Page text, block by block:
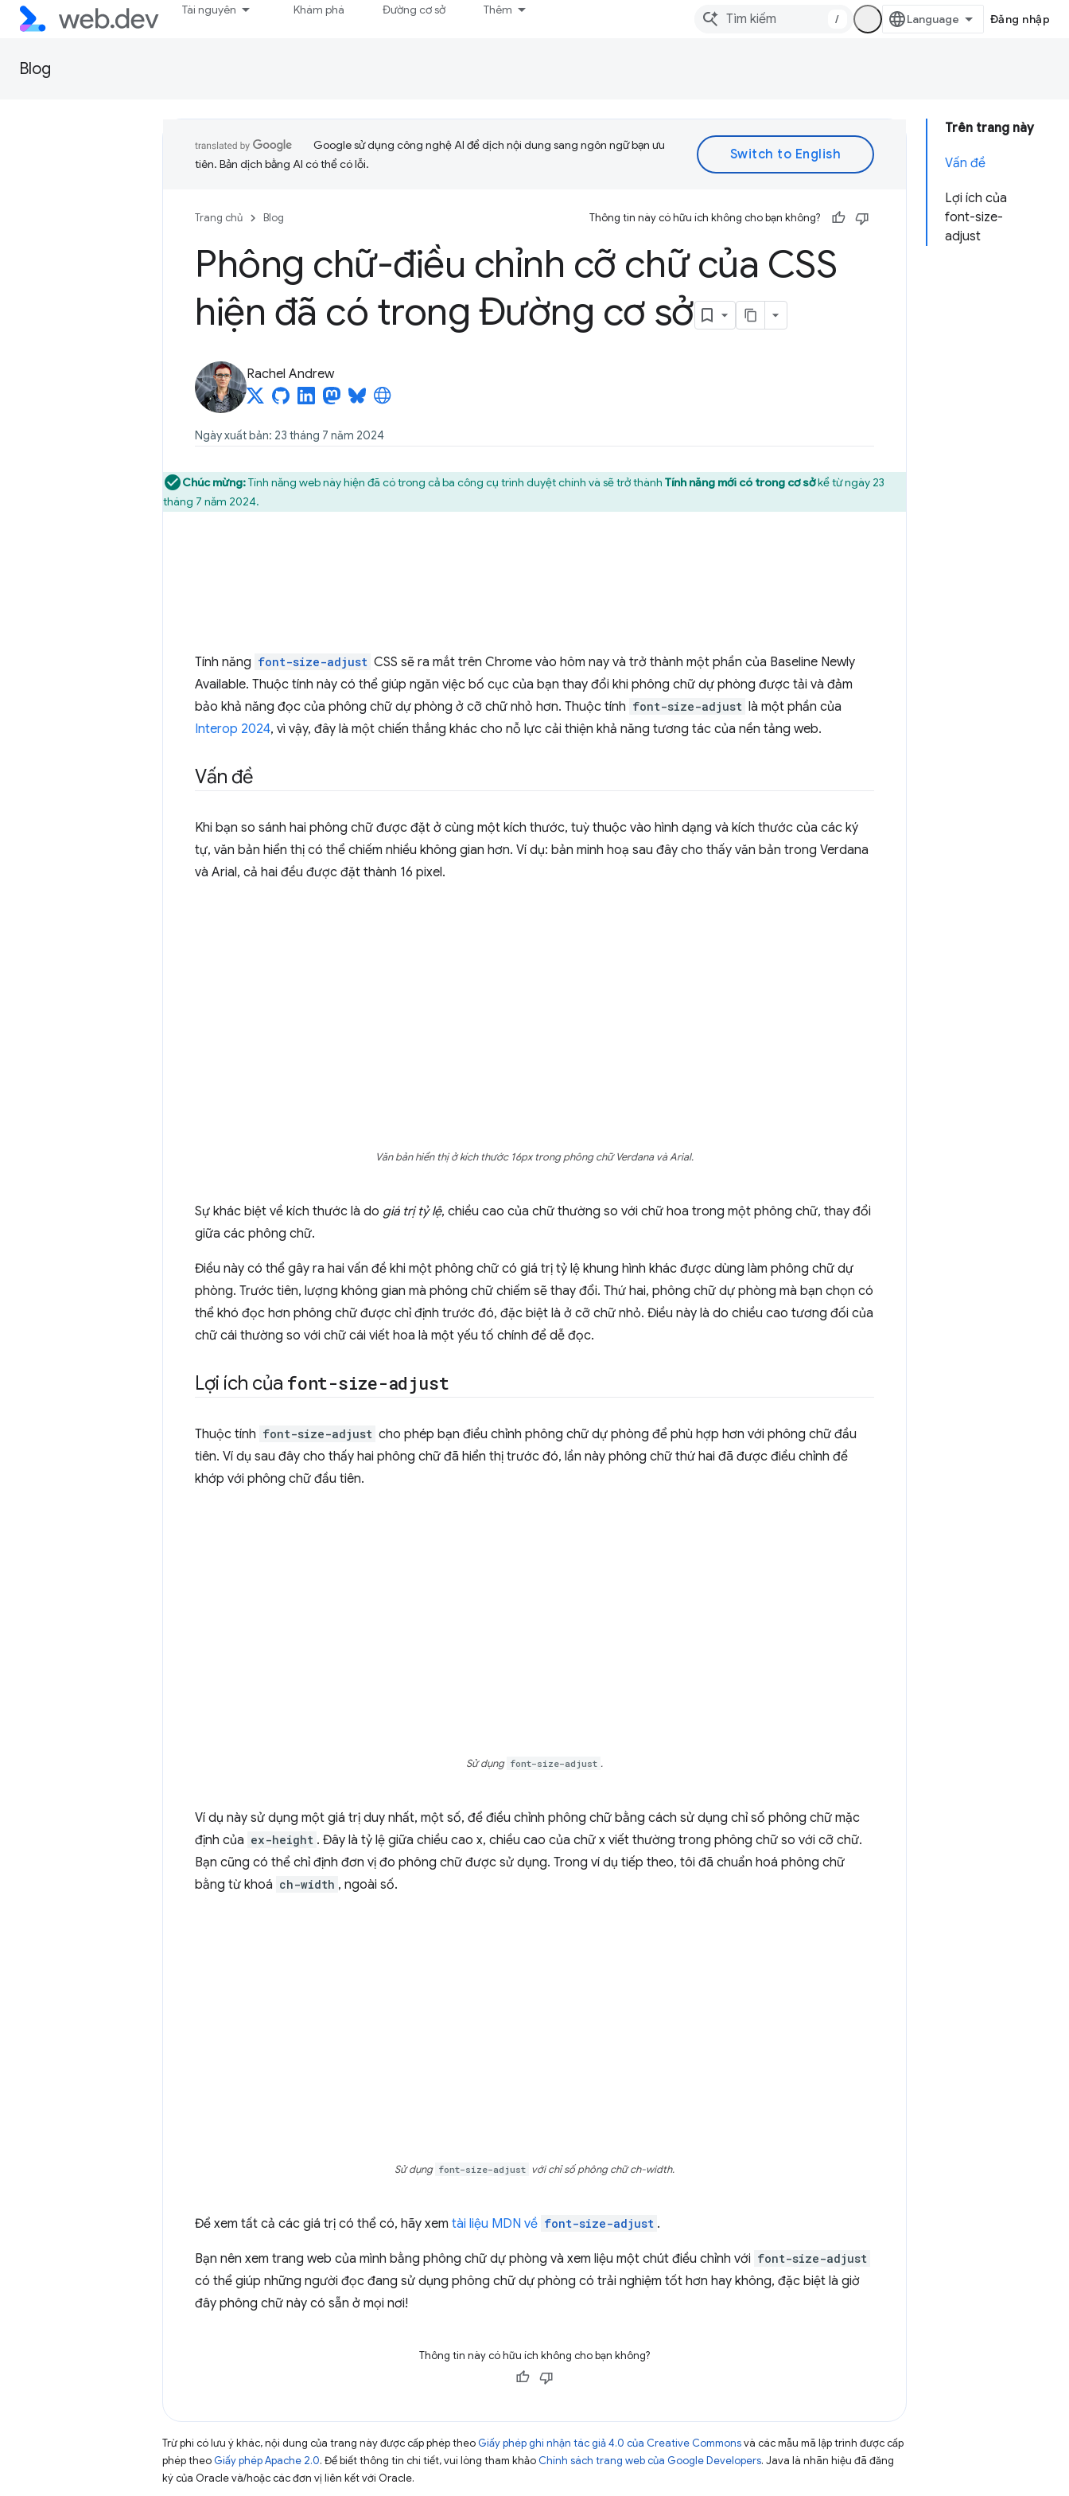
Tài nguyên Khám phá Đường cơ sở Thêm
/ Đăng nhập
Blog
Trên trang này
Vấn đề
Lợi ích của
font-size-
adjust
Google sử dụng công nghệ AI để dịch nội dung sang ngôn ngữ bạn ưu
tiên. Bản dịch bằng AI có thể có lỗi.
Trang chủ Blog Thông tin này có hữu ích không cho bạn không?
Phông chữ-điều chỉnh cỡ chữ của CSS
hiện đã có trong Đường cơ sở
Rachel Andrew
Ngày xuất bản: 23 tháng 7 năm 2024
Chúc mừng:Tính năng web này hiện đã có trong cả ba công cụ trình duyệt chính và sẽ trở thành Tính năng mới có trong cơ sởkể từ ngày 23
tháng 7 năm 2024.
Tính năng font-size-adjust CSS sẽ ra mắt trên Chrome vào hôm nay và trở thành một phần của Baseline Newly
Available. Thuộc tính này có thể giúp ngăn việc bố cục của bạn thay đổi khi phông chữ dự phòng được tải và đảm
bảo khả năng đọc của phông chữ dự phòng ở cỡ chữ nhỏ hơn. Thuộc tính font-size-adjust là một phần của
Interop 2024, vì vậy, đây là một chiến thắng khác cho nỗ lực cải thiện khả năng tương tác của nền tảng web.
Vấn đề
Khi bạn so sánh hai phông chữ được đặt ở cùng một kích thước, tuỳ thuộc vào hình dạng và kích thước của các ký
tự, văn bản hiển thị có thể chiếm nhiều không gian hơn. Ví dụ: bản minh hoạ sau đây cho thấy văn bản trong Verdana
và Arial, cả hai đều được đặt thành 16 pixel.
Văn bản hiển thị ở kích thước 16px trong phông chữ Verdana và Arial.
Sự khác biệt về kích thước là do giá trị tỷ lệ, chiều cao của chữ thường so với chữ hoa trong một phông chữ, thay đổi
giữa các phông chữ.
Điều này có thể gây ra hai vấn đề khi một phông chữ có giá trị tỷ lệ khung hình khác được dùng làm phông chữ dự
phòng. Trước tiên, lượng không gian mà phông chữ chiếm sẽ thay đổi. Thứ hai, phông chữ dự phòng mà bạn chọn có
thể khó đọc hơn phông chữ được chỉ định trước đó, đặc biệt là ở cỡ chữ nhỏ. Điều này là do chiều cao tương đối của
chữ cái thường so với chữ cái viết hoa là một yếu tố chính để dễ đọc.
Lợi ích của font-size-adjust
Thuộc tính font-size-adjust cho phép bạn điều chỉnh phông chữ dự phòng để phù hợp hơn với phông chữ đầu
tiên. Ví dụ sau đây cho thấy hai phông chữ đã hiển thị trước đó, lần này phông chữ thứ hai đã được điều chỉnh để
khớp với phông chữ đầu tiên.
Sử dụng font-size-adjust .
Ví dụ này sử dụng một giá trị duy nhất, một số, để điều chỉnh phông chữ bằng cách sử dụng chỉ số phông chữ mặc
định của ex-height . Đây là tỷ lệ giữa chiều cao x, chiều cao của chữ x viết thường trong phông chữ so với cỡ chữ.
Bạn cũng có thể chỉ định đơn vị đo phông chữ được sử dụng. Trong ví dụ tiếp theo, tôi đã chuẩn hoá phông chữ
bằng từ khoá ch-width , ngoài số.
Sử dụng font-size-adjust với chỉ số phông chữ ch-width.
Để xem tất cả các giá trị có thể có, hãy xem tài liệu MDN về font-size-adjust .
Bạn nên xem trang web của mình bằng phông chữ dự phòng và xem liệu một chút điều chỉnh với font-size-adjust
có thể giúp những người đọc đang sử dụng phông chữ dự phòng có trải nghiệm tốt hơn hay không, đặc biệt là giờ
đây phông chữ này có sẵn ở mọi nơi!
Thông tin này có hữu ích không cho bạn không?
Trừ phi có lưu ý khác, nội dung của trang này được cấp phép theo Giấy phép ghi nhận tác giả 4.0 của Creative Commonsvà các mẫu mã lập trình được cấp
phép theo Giấy phép Apache 2.0. Để biết thông tin chi tiết, vui lòng tham khảo Chính sách trang web của Google Developers. Java là nhãn hiệu đã đăng
ký của Oracle và/hoặc các đơn vị liên kết với Oracle.